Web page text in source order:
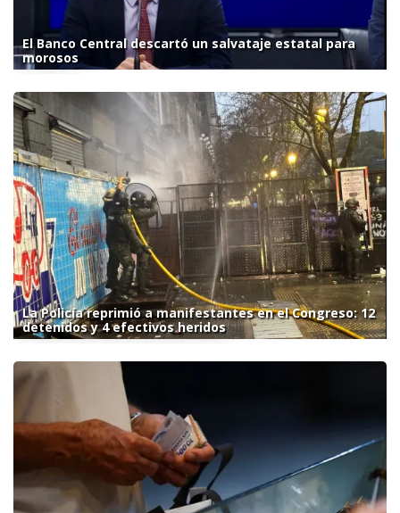
El Banco Central descartó un salvataje estatal para
morosos
La Policía reprimió a manifestantes en el Congreso: 12
detenidos y 4 efectivos heridos